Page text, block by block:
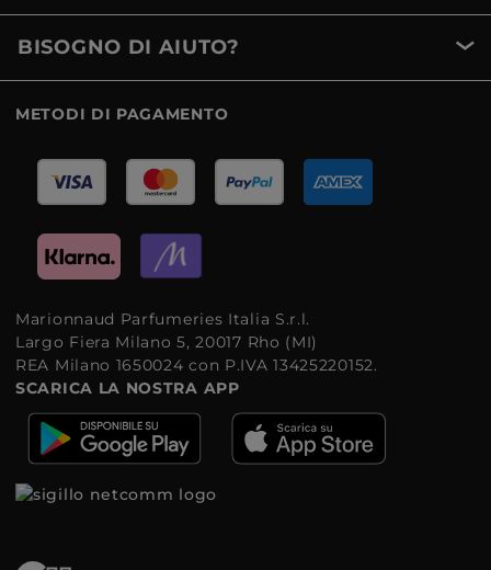
BISOGNO DI AIUTO?
METODI DI PAGAMENTO
Marionnaud Parfumeries Italia S.r.l.
Largo Fiera Milano 5, 20017 Rho (MI)
REA Milano 1650024 con P.IVA 13425220152.
SCARICA LA NOSTRA APP